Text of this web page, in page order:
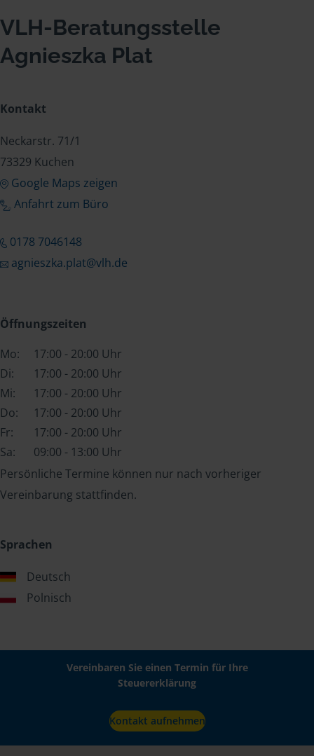
VLH-Beratungsstelle
Agnieszka Plat
Kontakt
Neckarstr. 71/1
73329 Kuchen
Google Maps zeigen
Anfahrt zum Büro
0178 7046148
agnieszka.plat@vlh.de
Öffnungszeiten
Mo:
17:00 - 20:00 Uhr
Di:
17:00 - 20:00 Uhr
Mi:
17:00 - 20:00 Uhr
Do:
17:00 - 20:00 Uhr
Fr:
17:00 - 20:00 Uhr
Sa:
09:00 - 13:00 Uhr
Persönliche Termine können nur nach vorheriger
Vereinbarung stattfinden.
Sprachen
Deutsch
Polnisch
Vereinbaren Sie einen Termin für Ihre
Steuererklärung
Kontakt aufnehmen